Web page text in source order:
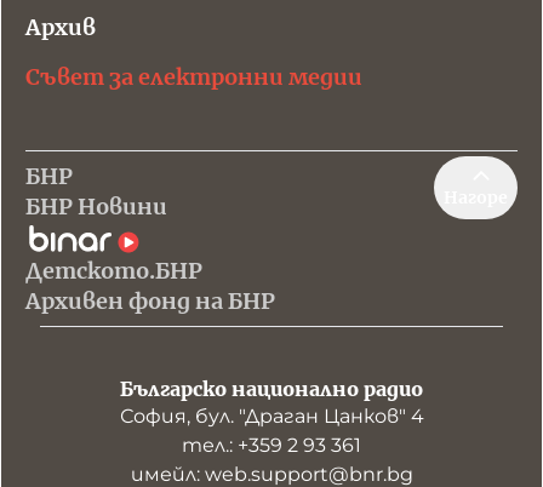
Архив
Съвет за електронни медии
БНР
БНР Новини
Детското.БНР
Архивен фонд на БНР
Българско национално радио
София, бул. "Драган Цанков" 4
тел.: +359 2 93 361
имейл: web.support@bnr.bg